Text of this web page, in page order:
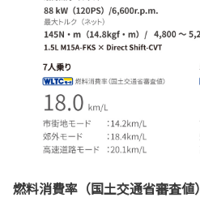
燃料消費率（国土交通省審査値）